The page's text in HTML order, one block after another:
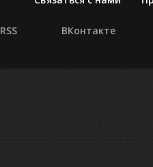
RSS ВКонтакте